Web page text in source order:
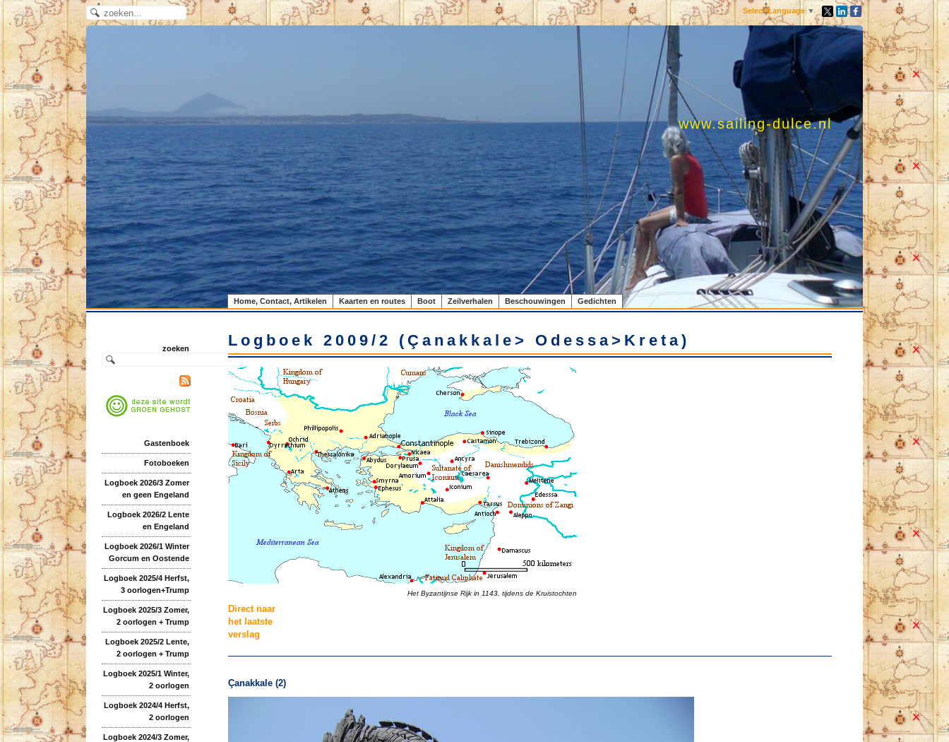
Select Language ▼
www.sailing-dulce.nl
Home, Contact, Artikelen Kaarten en routes Boot Zeilverhalen Beschouwingen Gedichten
zoeken
Gastenboek
Fotoboeken
Logboek 2026/3 Zomer
en geen Engeland
Logboek 2026/2 Lente
en Engeland
Logboek 2026/1 Winter
Gorcum en Oostende
Logboek 2025/4 Herfst,
3 oorlogen+Trump
Logboek 2025/3 Zomer,
2 oorlogen + Trump
Logboek 2025/2 Lente,
2 oorlogen + Trump
Logboek 2025/1 Winter,
2 oorlogen
Logboek 2024/4 Herfst,
2 oorlogen
Logboek 2024/3 Zomer,
Logboek 2009/2 (Çanakkale> Odessa>Kreta)
Het Byzantijnse Rijk in 1143, tijdens de Kruistochten
Direct naar
het laatste
verslag
Çanakkale (2)